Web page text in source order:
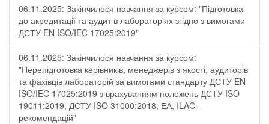
06.11.2025: Закінчилося навчання за курсом: "Підготовка
до акредитації та аудит в лабораторіях згідно з вимогами
ДСТУ EN ISO/IEC 17025:2019"
06.11.2025: Закінчилося навчання за курсом:
"Перепідготовка керівників, менеджерів з якості, аудиторів
та фахівців лабораторій за вимогами стандарту ДСТУ EN
ISO/IEC 17025:2019 з врахуванням положень ДСТУ ISO
19011:2019, ДСТУ ISO 31000:2018, ЕА, ILAC-
рекомендацій"